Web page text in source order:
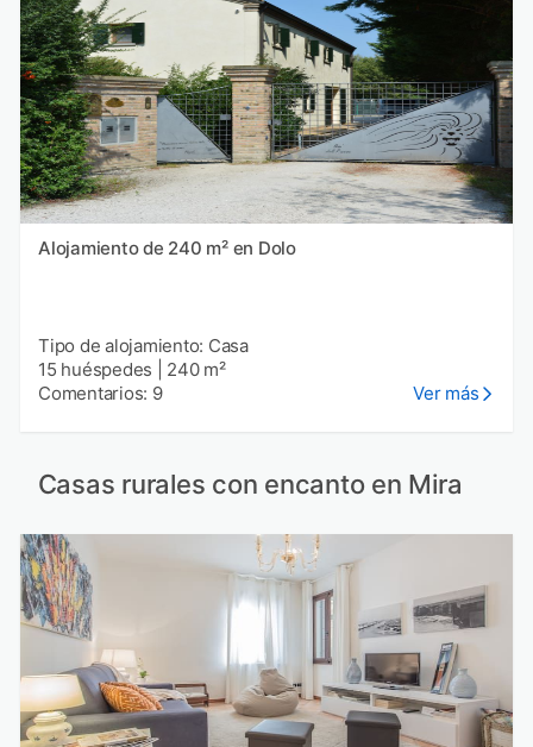
Alojamiento de 240 m² en Dolo
Tipo de alojamiento: Casa
15 huéspedes
240 m²
Comentarios: 9
Ver más
Casas rurales con encanto en Mira